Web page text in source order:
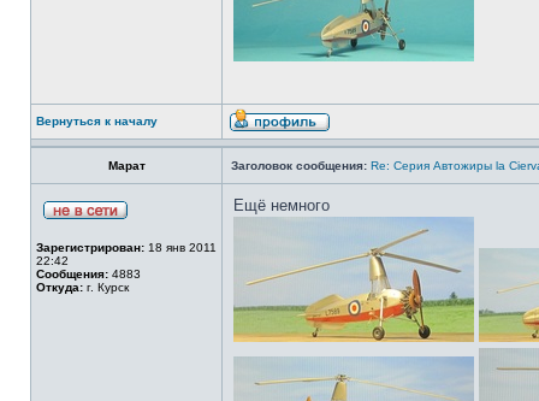
Вернуться к началу
Марат Заголовок сообщения: Re: Серия Автожиры la
Зарегистрирован: 18 янв 2011
22:42
Сообщения: 4883
Откуда: г. Курск
Ещё немного